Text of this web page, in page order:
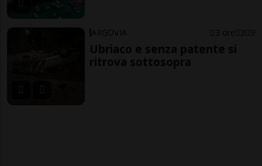
ARGOVIA 3 ore 2 9
Ubriaco e senza patente si
ritrova sottosopra